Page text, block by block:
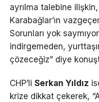
ayrılma talebine
Karabağlar’ın
Sorunları yok
indirgemeden,
çözeceğiz” diye
CHP’li Serkan Yıldız
krize dikkat çekerek,